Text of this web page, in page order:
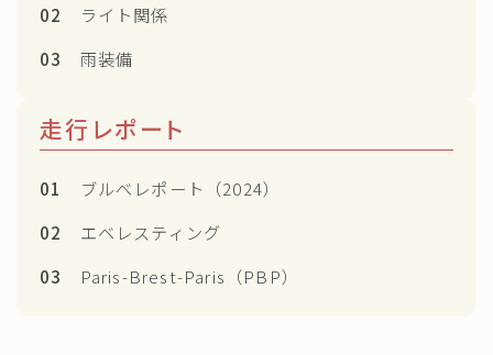
02
ライト関係
03
雨装備
走行レポート
01
ブルべレポート（2024）
02
エベレスティング
03
Paris-Brest-Paris（PBP）